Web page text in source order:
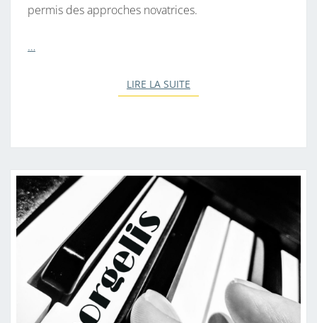
permis des approches novatrices.
…
LIRE LA SUITE